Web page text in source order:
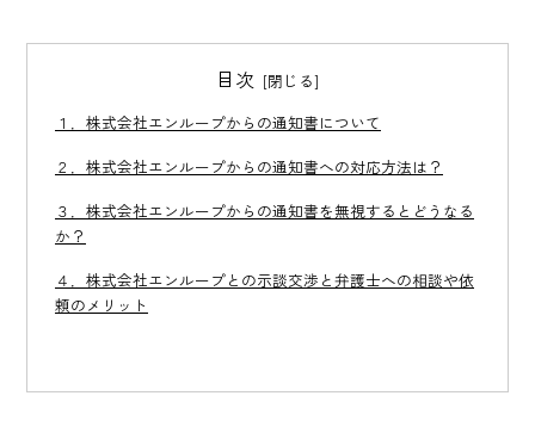
目次
１．株式会社エンループからの通知書について
２．株式会社エンループからの通知書への対応方法は？
３．株式会社エンループからの通知書を無視するとどうなる
か？
４．株式会社エンループとの示談交渉と弁護士への相談や依
頼のメリット